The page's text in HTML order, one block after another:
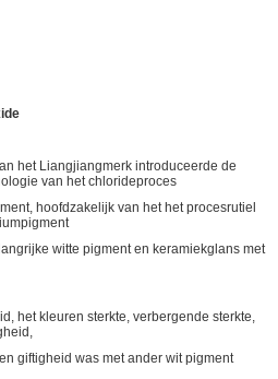
het Liangjiangmerk introduceerde de
van het chlorideproces
hoofdzakelijk van het het procesrutiel
witte pigment en keramiekglans met
het kleuren sterkte, verbergende sterkte,
giftigheid was met ander wit pigment